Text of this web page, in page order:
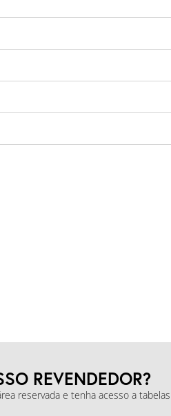
REVENDEDOR?
reservada e tenha acesso a